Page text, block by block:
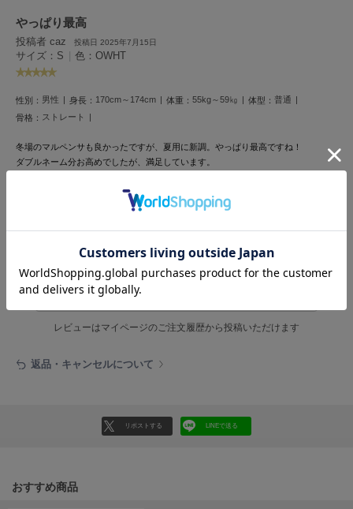
FURFUR
ファーファー
gelato pique
ジェラート ピケ
GELATO PIQUE CAT&DOG
ジェラート ピケ キャットアンドドッグ
Henon.
HUNTER
ハンター
キーン
やっぱり最高
投稿者 caz 投稿日 2025年7月15日
サイズ：S | 色：OWHT
性別： 男性 身長： 170cm～174cm 体重： 55kg～59㎏ 体型： 普通
骨格： ストレート
冬場のマルペンサも良かったですが、夏用に新調。やっぱり最高ですね！
ダブルネーム分お高めでしたが、満足しています。
レビュー投稿で全員に30ポイントプレゼント！
レビューはマイページのご注文履歴から投稿いただけます
返品・キャンセルについて
リポストする LINEで送る
おすすめ商品